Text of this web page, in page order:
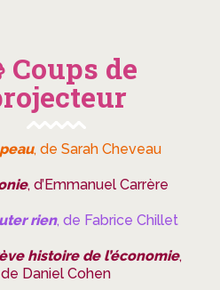
Coups de
, de Sarah Cheveau
, d’Emmanuel Carrère
rien, de Fabrice Chillet
histoire de l’économie,
de Daniel Cohen